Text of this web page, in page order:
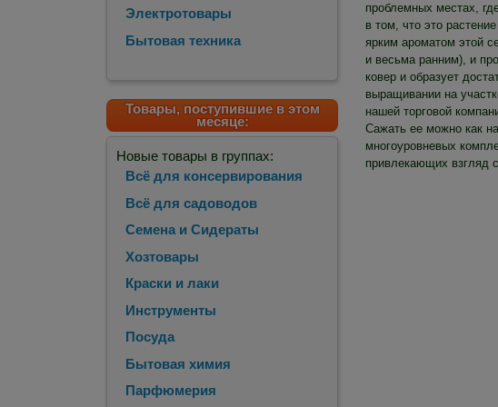
Электротовары
Бытовая техника
Товары, поступившие в этом
месяце:
Новые товары в группах:
Всё для консервирования
Всё для садоводов
Семена и Сидераты
Хозтовары
Краски и лаки
Инструменты
Посуда
Бытовая химия
Парфюмерия
проблемных местах,
в том, что это
ярким ароматом этой
и весьма ранним), и
ковер и образует
выращивании на
нашей торговой
Сажать ее можно как
многоуровневых
привлекающих взгляд